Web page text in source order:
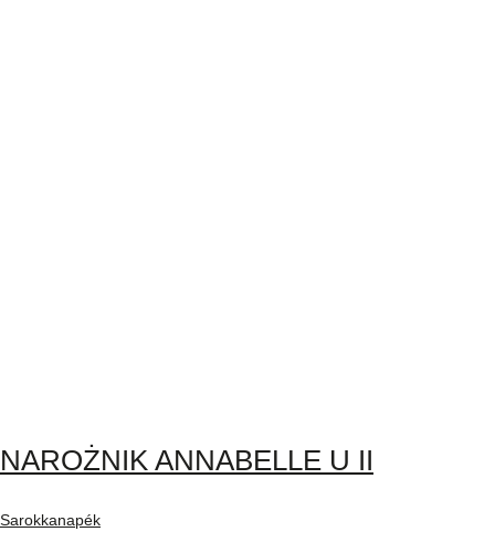
NAROŻNIK ANNABELLE U II
Sarokkanapék